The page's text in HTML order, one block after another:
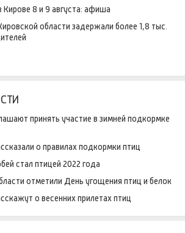
Кирове 8 и 9 августа: афиша
области задержали более 1,8 тыс.
принять участие в зимней подкормке
о правилах подкормки птиц
стал птицей 2022 года
отметили День угощения птиц и белок
о весенних прилетах птиц